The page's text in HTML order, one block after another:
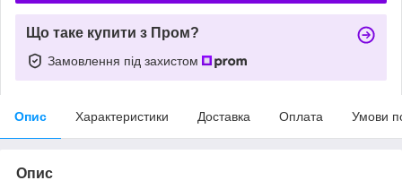
Що таке купити з Пром?
Замовлення під захистом
Опис Характеристики Доставка Оплата Умови
Опис